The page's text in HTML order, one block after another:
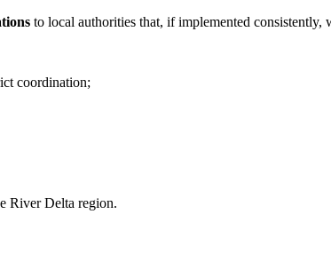
to local authorities that, if implemented consistently,
coordination;
River Delta region.